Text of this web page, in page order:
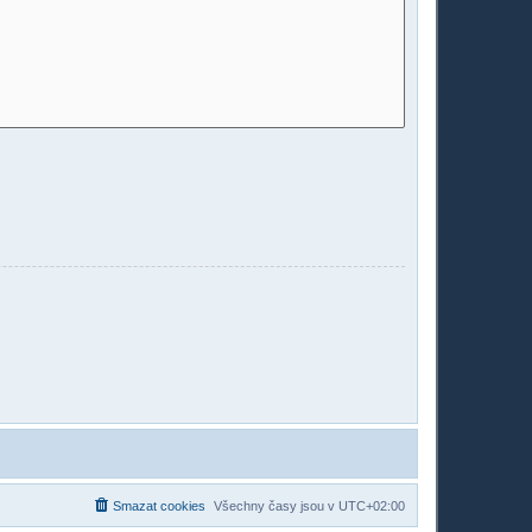
Všechny časy jsou v UTC+02:00
Smazat cookies